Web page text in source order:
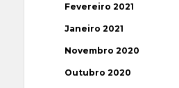
Fevereiro 2021
Janeiro 2021
Novembro 2020
Outubro 2020